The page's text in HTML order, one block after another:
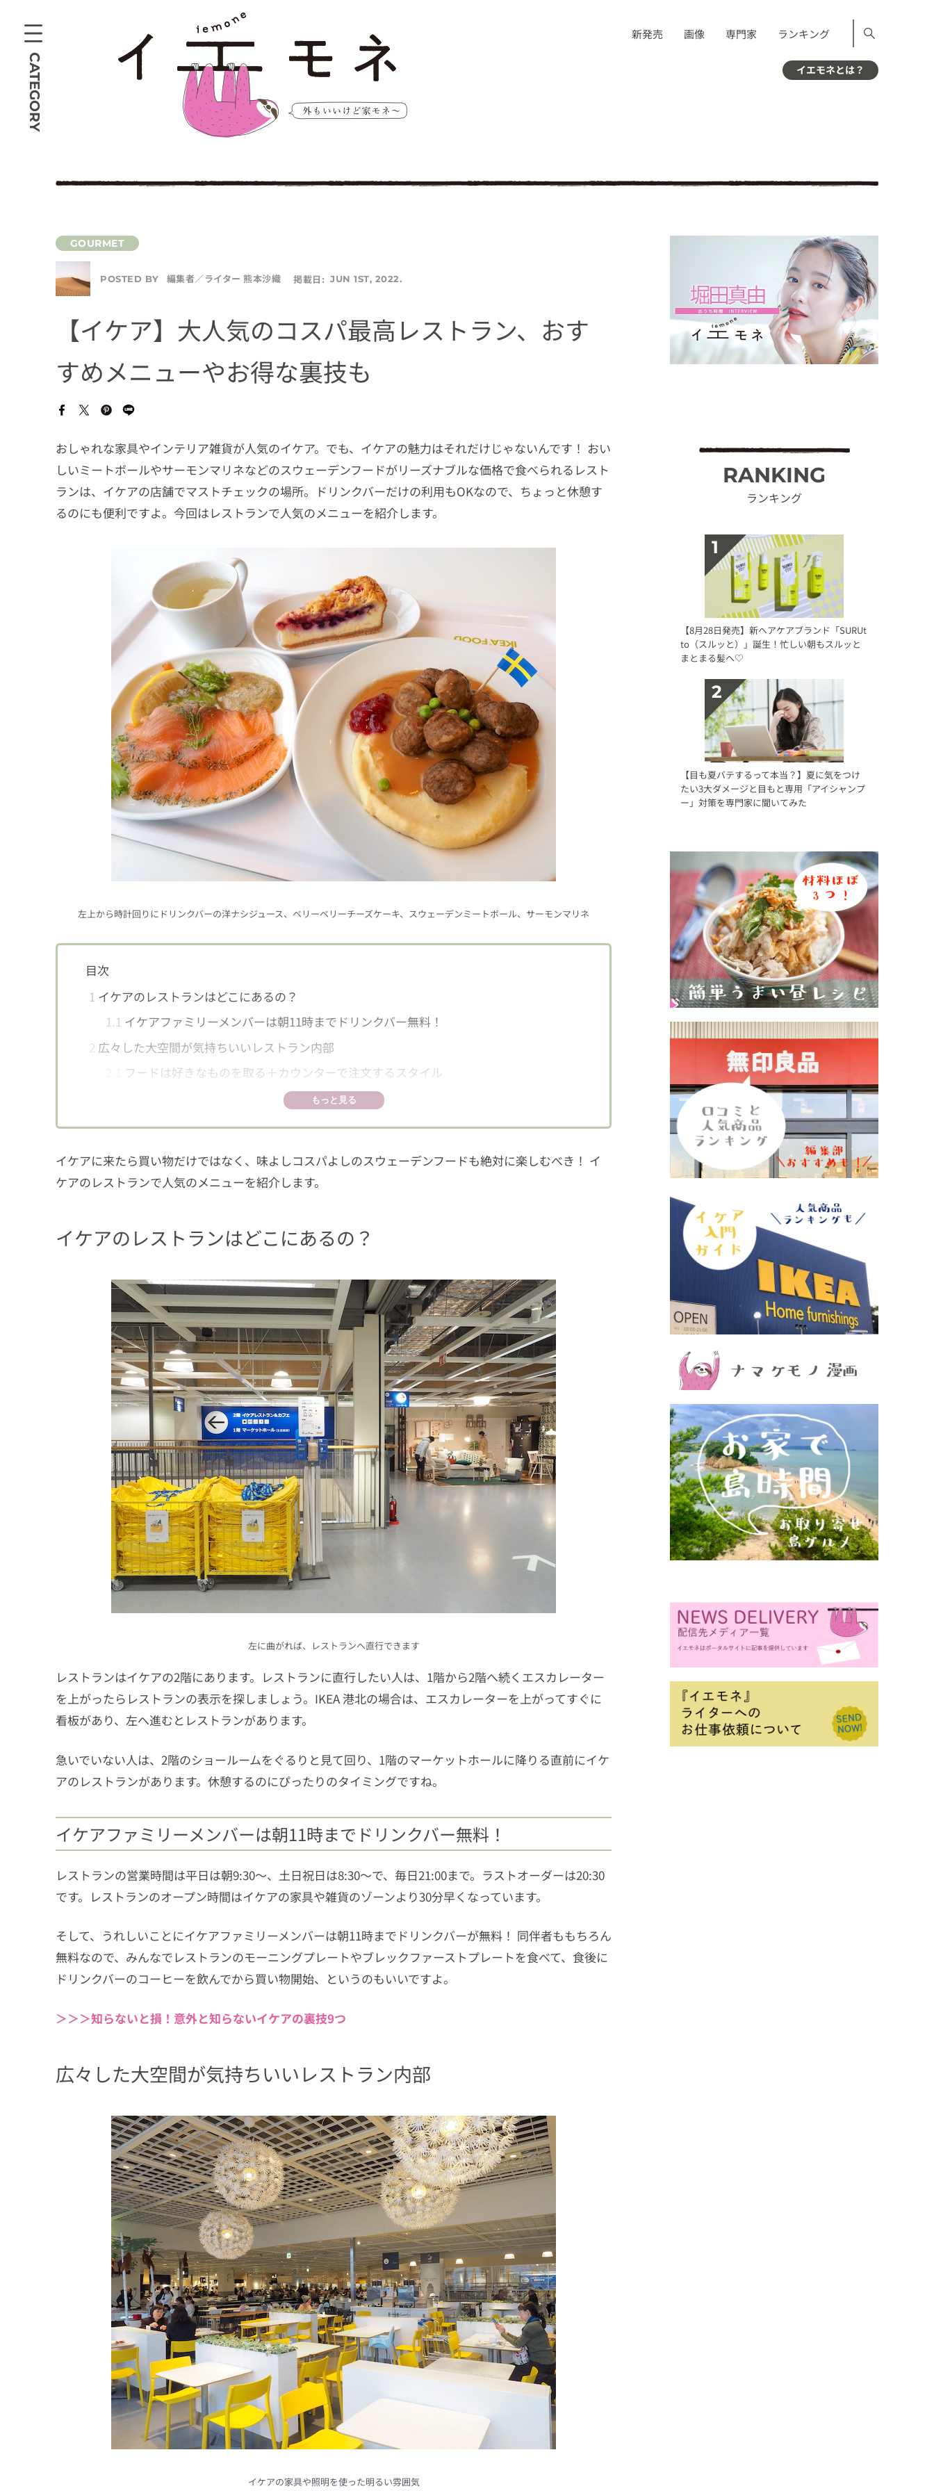
CATEGORY
新発売 画像 専門家 ランキング
イエモネとは？
POSTED BY 編集者／ライター 熊本沙織 掲載日: JUN 1ST, 2022.
【イケア】大人気のコスパ最高レストラン、おす
すめメニューやお得な裏技も
おしゃれな家具やインテリア雑貨が人気のイケア。でも、イケアの魅力はそれだけじゃないんです！ おい
しいミートボールやサーモンマリネなどのスウェーデンフードがリーズナブルな価格で食べられるレスト
ランは、イケアの店舗でマストチェックの場所。ドリンクバーだけの利用もOKなので、ちょっと休憩す
るのにも便利ですよ。今回はレストランで人気のメニューを紹介します。
左上から時計回りにドリンクバーの洋ナシジュース、ベリーベリーチーズケーキ、スウェーデンミートボール、サーモンマリネ
目次
1 イケアのレストランはどこにあるの？
1.1 イケアファミリーメンバーは朝11時までドリンクバー無料！
2 広々した大空間が気持ちいいレストラン内部
フードは好きなものを取る＋カウンターで注文するスタイル
ドリンクバーは迷っちゃうくらい種類豊富
3レストランの人気メニューをご紹介！
3.2 ボリュームたっぷり、スウェーデンミートボール
3.5単品で注文しても税込100円の破壊力。ドリンクバー
3.6他にもいっぱい！ 気になるメニュー
もっと見る
イケアに来たら買い物だけではなく、味よしコスパよしのスウェーデンフードも絶対に楽しむべき！ イ
ケアのレストランで人気のメニューを紹介します。
イケアのレストランはどこにあるの？
左に曲がれば、レストランへ直行できます
レストランはイケアの2階にあります。レストランに直行したい人は、1階から2階へ続くエスカレーター
を上がったらレストランの表示を探しましょう。IKEA 港北の場合は、エスカレーターを上がってすぐに
看板があり、左へ進むとレストランがあります。
急いでいない人は、2階のショールームをぐるりと見て回り、1階のマーケットホールに降りる直前にイケ
アのレストランがあります。休憩するのにぴったりのタイミングですね。
イケアファミリーメンバーは朝11時までドリンクバー無料！
レストランの営業時間は平日は朝9:30〜、土日祝日は8:30〜で、毎日21:00まで。ラストオーダーは20:30
です。レストランのオープン時間はイケアの家具や雑貨のゾーンより30分早くなっています。
そして、うれしいことにイケアファミリーメンバーは朝11時までドリンクバーが無料！ 同伴者ももちろん
無料なので、みんなでレストランのモーニングプレートやブレックファーストプレートを食べて、食後に
ドリンクバーのコーヒーを飲んでから買い物開始、というのもいいですよ。
＞＞＞知らないと損！意外と知らないイケアの裏技9つ
広々した大空間が気持ちいいレストラン内部
イケアの家具や照明を使った明るい雰囲気
RANKING
ランキング
【8月28日発売】新ヘアケアブランド「SURUt
to（スルッと）」誕生！忙しい朝もスルッと
まとまる髪へ♡
【目も夏バテするって本当？】夏に気をつけ
たい3大ダメージと目もと専用「アイシャンプ
ー」対策を専門家に聞いてみた